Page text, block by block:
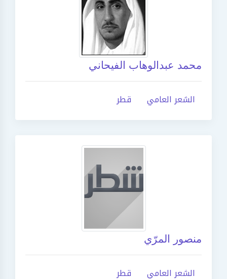
محمد عبدالوهاب الفيحاني
الشعر العامي قطر
منصور المرّي
الشعر العامي قطر